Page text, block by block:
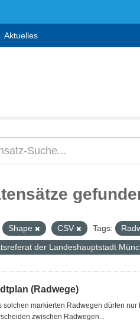
Aktuelles
Shape CSV Tags:
der Landeshauptstadt
(Radwege)
solchen markierten Radwegen dürfen
zwischen Radwegen...